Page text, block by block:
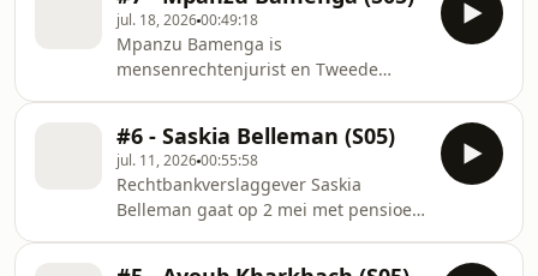
jul. 18, 202600:49:18
Mpanzu Bamenga is
mensenrechtenjurist en Tweede
moeder en broer aan in Nederland,
na een vlucht uit Congo. Dertien jaar
lang leeft het gezin
ongedocumenteerd in ons land. Dit is
een periode vol onzekerheid, maar
ook de tijd waarin het vuurtje bij
#6 - Saskia Belleman (S05)
jul. 11, 202600:55:58
Rechtbankverslaggever Saskia
Belleman gaat op 2 mei met pensioen